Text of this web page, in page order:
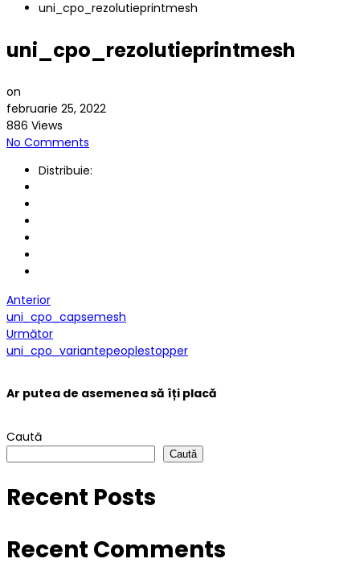
uni_cpo_rezolutieprintmesh
uni_cpo_rezolutieprintmesh
on
februarie 25, 2022
886 Views
No Comments
Distribuie:
Anterior
uni_cpo_capsemesh
Următor
uni_cpo_variantepeoplestopper
Ar putea de asemeneasă îți placă
Caută
Caută
Recent Posts
Recent Comments